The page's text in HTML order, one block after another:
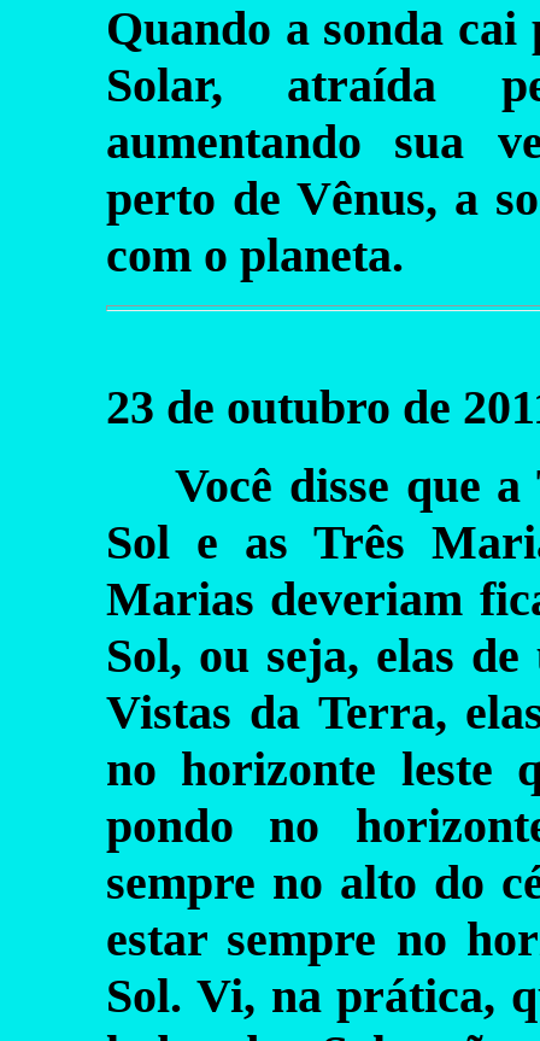
Quando a sonda
Solar, atraída
aumentando sua
perto de Vênus, a
com o planeta.
23 de outubro de
Você disse que
Sol e as Três
Marias deveriam
Sol, ou seja, elas
Vistas da Terra,
no horizonte leste
pondo no
sempre no alto do
estar sempre no
Sol. Vi, na prática,